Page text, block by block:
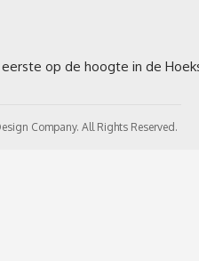
Company. All Rights Reserved.